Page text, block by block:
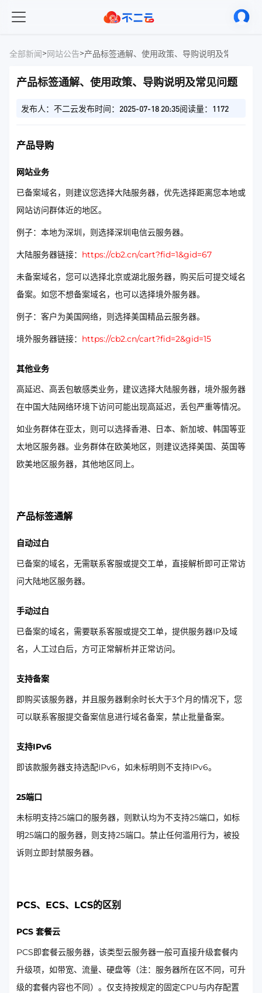
全部新闻>网站公告>产品标签通解、使用政策、导购说明及常见问题
产品标签通解、使用政策、导购说明及常见问题
发布人：不二云发布时间：2025-07-18 20:35阅读量：1172
产品导购
网站业务
已备案域名，则建议您选择大陆服务器，优先选择距离您本地或
网站访问群体近的地区。
例子：本地为深圳，则选择深圳电信云服务器。
大陆服务器链接： https://cb2.cn/cart?fid=1&gid=67
未备案域名，您可以选择北京或湖北服务器，购买后可提交域名
备案。如您不想备案域名，也可以选择境外服务器。
例子：客户为美国网络，则选择美国精品云服务器。
境外服务器链接： https://cb2.cn/cart?fid=2&gid=15
其他业务
高延迟、高丢包敏感类业务，建议选择大陆服务器，境外服务器
在中国大陆网络环境下访问可能出现高延迟，丢包严重等情况。
如业务群体在亚太，则可以选择香港、日本、新加坡、韩国等亚
太地区服务器。业务群体在欧美地区，则建议选择美国、英国等
欧美地区服务器，其他地区同上。
产品标签通解
自动过白
已备案的域名，无需联系客服或提交工单，直接解析即可正常访
问大陆地区服务器。
手动过白
已备案的域名，需要联系客服或提交工单，提供服务器IP及域
名，人工过白后，方可正常解析并正常访问。
支持备案
即购买该服务器，并且服务器剩余时长大于3个月的情况下，您
可以联系客服提交备案信息进行域名备案，禁止批量备案。
支持IPv6
即该款服务器支持选配IPv6，如未标明则不支持IPv6。
25端口
未标明支持25端口的服务器，则默认均为不支持25端口，如标
明25端口的服务器，则支持25端口。禁止任何滥用行为，被投
诉则立即封禁服务器。
PCS、ECS、LCS的区别
PCS 套餐云
PCS即套餐云服务器，该类型云服务器一般可直接升级套餐内
升级项，如带宽、流量、硬盘等（注：服务器所在区不同，可升
级的套餐内容也不同）。仅支持按规定的固定CPU与内存配置